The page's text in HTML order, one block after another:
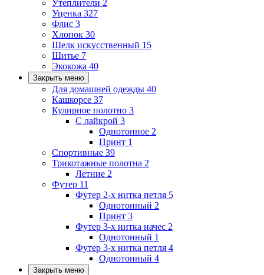
Утеплители 2
Уценка 327
Флис 3
Хлопок 30
Шелк искусственный 15
Шитье 7
Экокожа 40
Закрыть меню
Для домашней одежды 40
Кашкорсе 37
Кулирное полотно 3
С лайкрой 3
Однотонное 2
Принт 1
Спортивные 39
Трикотажные полотна 2
Летние 2
Футер 11
Футер 2-х нитка петля 5
Однотонный 2
Принт 3
Футер 3-х нитка начес 2
Однотонный 1
Футер 3-х нитка петля 4
Однотонный 4
Закрыть меню